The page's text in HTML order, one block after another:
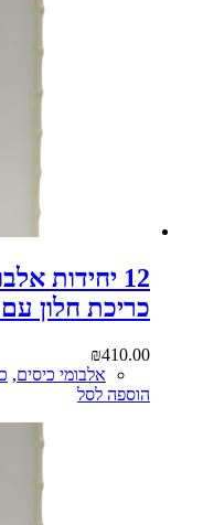
כריכת חלון
₪410.00
אלבומי כיסים,
הוספה לסל